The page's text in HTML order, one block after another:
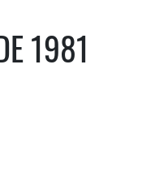
1981